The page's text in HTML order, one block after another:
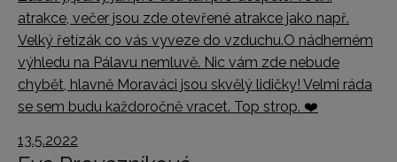
atrakce, večer jsou zde otevřené atrakce jako např.
Velký řetízák co vás vyveze do vzduchu.O nádherném
výhledu na Pálavu nemluvě. Nic vám zde nebude
chybět, hlavně Moraváci jsou skvělý lidičky! Velmi ráda
se sem budu každoročně vracet. Top strop. ❤️
13.5.2022